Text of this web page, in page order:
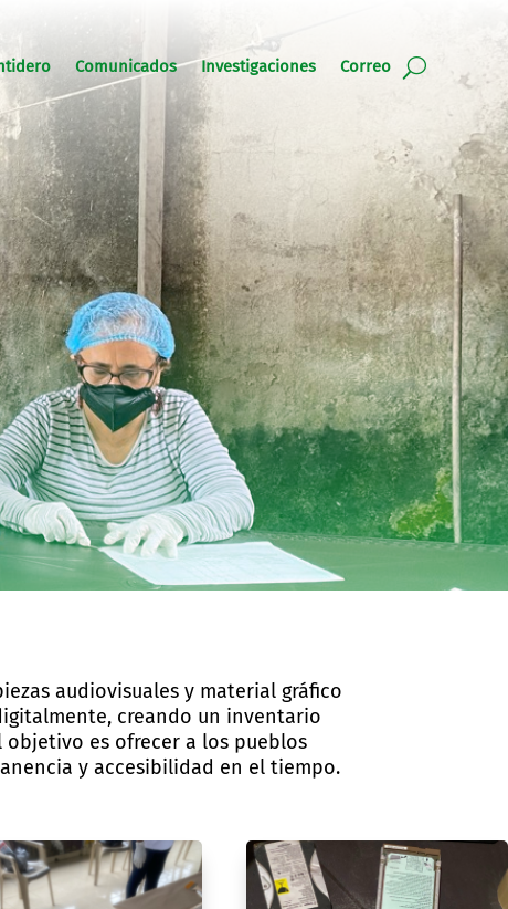
Comunicados Investigaciones Correo
audiovisuales y material gráfico
creando un inventario
es ofrecer a los pueblos
y accesibilidad en el tiempo.